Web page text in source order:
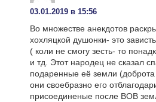
03.01.2019 в 15:56
Во множестве анекдотов
хохляцкой душонки- это
( коли не смогу зесть- то
и тд. Этот народец не сказал
подаренные её земли (доброта
они своебразно его
присоединеные после ВОВ